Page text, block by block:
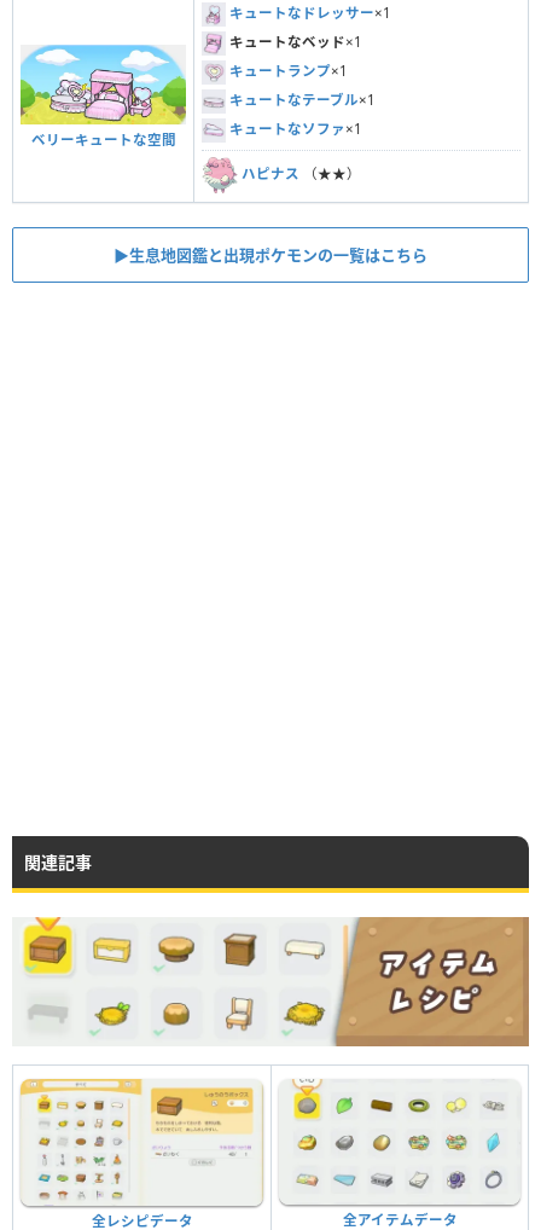
ベリーキュートな空間
キュートなドレッサー×1
キュートなベッド×1
キュートランプ×1
キュートなテーブル×1
キュートなソファ ×1
ハピナス （★★）
▶︎生息地図鑑と出現ポケモンの一覧はこちら
関連記事
全レシピデータ 全アイテムデータ